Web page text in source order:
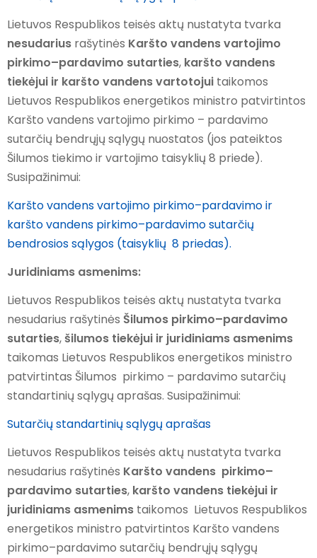
Lietuvos Respublikos teisės aktų nustatyta tvarka
nesudarius rašytinės Karšto vandens vartojimo
pirkimo–pardavimo sutarties, karšto vandens
tiekėjui ir karšto vandens vartotojui taikomos
Lietuvos Respublikos energetikos ministro patvirtintos
Karšto vandens vartojimo pirkimo – pardavimo
sutarčių bendrųjų sąlygų nuostatos (jos pateiktos
Šilumos tiekimo ir vartojimo taisyklių 8 priede).
Susipažinimui:
Karšto vandens vartojimo pirkimo–pardavimo ir
karšto vandens pirkimo–pardavimo sutarčių
bendrosios sąlygos (taisyklių 8 priedas).
Juridiniams asmenims:
Lietuvos Respublikos teisės aktų nustatyta tvarka
nesudarius rašytinės Šilumos pirkimo–pardavimo
sutarties,šilumos tiekėjui ir juridiniams asmenims
taikomas Lietuvos Respublikos energetikos ministro
patvirtintas Šilumos pirkimo – pardavimo sutarčių
standartinių sąlygų aprašas. Susipažinimui:
Sutarčių standartinių sąlygų aprašas
Lietuvos Respublikos teisės aktų nustatyta tvarka
nesudarius rašytinės Karšto vandens pirkimo–
pardavimo sutarties, karšto vandens tiekėjui ir
juridiniams asmenims taikomos Lietuvos Respublikos
energetikos ministro patvirtintos Karšto vandens
pirkimo–pardavimo sutarčių bendrųjų sąlygų